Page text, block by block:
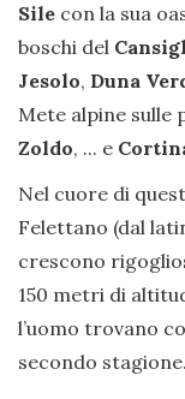
Sile con la sua
boschi del
Jesolo, Duna
Mete alpine sulle
Zoldo, ... e
Nel cuore di
Felettano (dal
crescono
150 metri di
l’uomo trovano
secondo stagione.